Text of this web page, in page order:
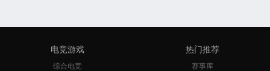
电竞游戏
综合电竞
热门推荐
赛事库